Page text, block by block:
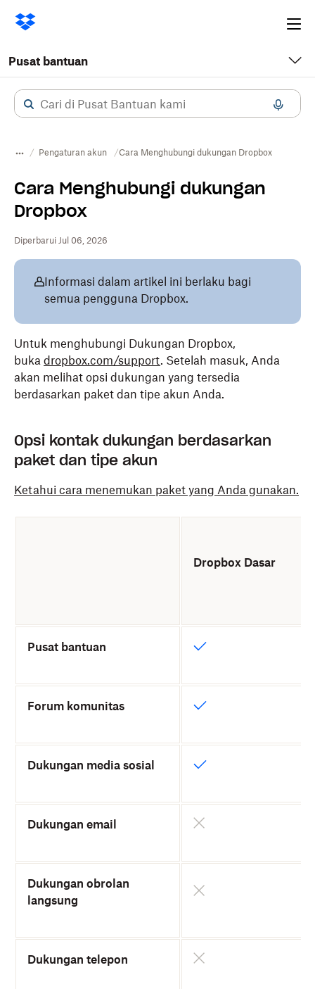
Pusat bantuan
Pengaturan akun Cara Menghubungi dukungan Dropbox
Cara Menghubungi dukungan
Dropbox
Diperbarui Jul 06, 2026
Informasi dalam artikel ini berlaku bagi
semua pengguna Dropbox.
Untuk menghubungi Dukungan Dropbox,
buka dropbox.com/support. Setelah masuk, Anda
akan melihat opsi dukungan yang tersedia
berdasarkan paket dan tipe akun Anda.
Opsi kontak dukungan berdasarkan
paket dan tipe akun
Ketahui cara menemukan paket yang Anda gunakan.
Dropbox Dasar
Pusat bantuan
Forum komunitas
Dukungan media sosial
Dukungan email
Dukungan obrolan
langsung
Dukungan telepon